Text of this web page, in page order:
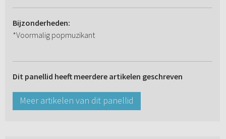
Bijzonderheden:
*Voormalig popmuzikant
Dit panellid heeft meerdere artikelen geschreven
Meer artikelen van dit panellid